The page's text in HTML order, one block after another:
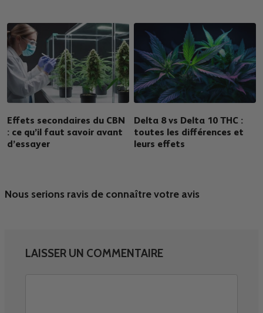
Effets secondaires du CBN
: ce qu’il faut savoir avant
d’essayer
Delta 8 vs Delta 10 THC :
toutes les différences et
leurs effets
Nous serions ravis de connaître votre avis
LAISSER UN COMMENTAIRE